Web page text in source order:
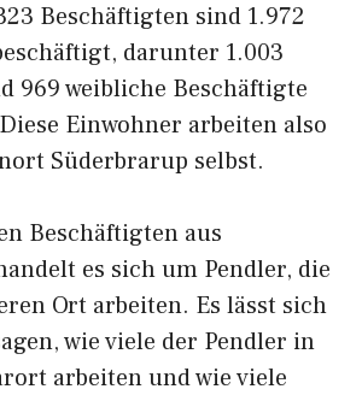
Beschäftigten sind 1.972
darunter 1.003
969 weibliche Beschäftigte
Einwohner arbeiten also
Süderbrarup selbst.
Beschäftigten aus
es sich um Pendler, die
Ort arbeiten. Es lässt sich
wie viele der Pendler in
arbeiten und wie viele